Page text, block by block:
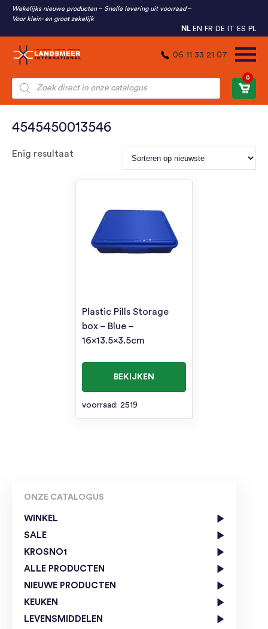
Wekelijks nieuwe producten
Snelle levering uit voorraad
Voor klein- en groot zakelijk
NL EN FR DE IT ES PL
06 11 33 21 07
Producten
zoeken
0
ONZE CATALOGUS
WINKEL
SALE
KROSNO1
ALLE PRODUCTEN
NIEUWE PRODUCTEN
KEUKEN
LEVENSMIDDELEN
4545450013546
Enig resultaat
Plastic Pills Storage
box – Blue –
16×13.5×3.5cm
BEKIJKEN
voorraad: 2519